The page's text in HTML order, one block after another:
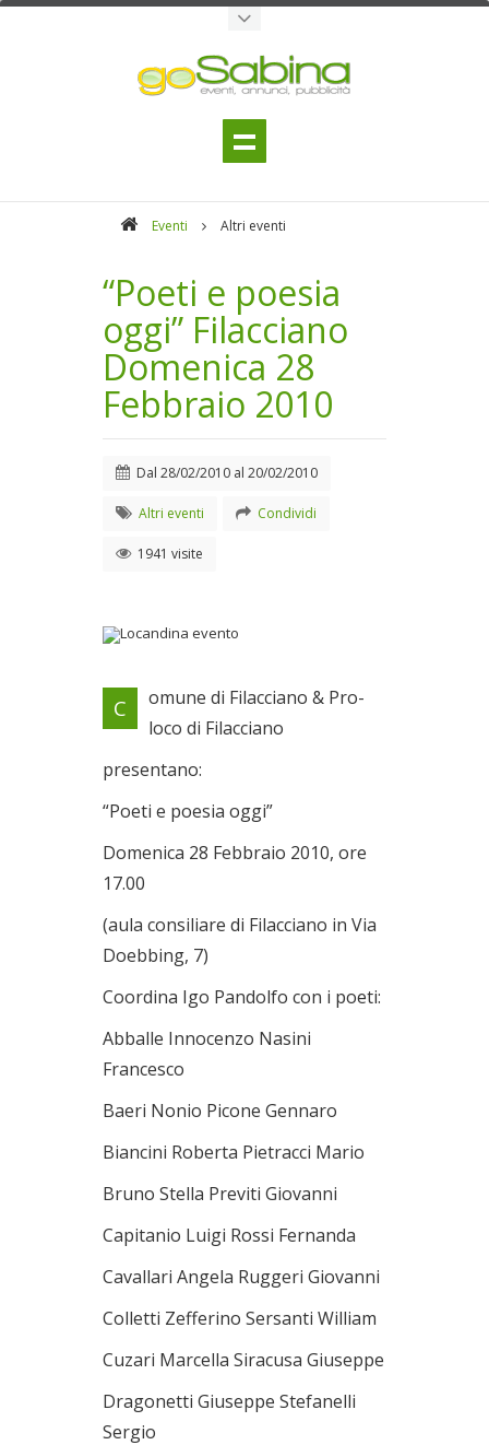
Eventi Altri eventi
“Poeti e poesia
oggi” Filacciano
Domenica 28
Febbraio 2010
Dal 28/02/2010 al 20/02/2010
Altri eventi Condividi
1941 visite
Locandina evento
Dal 28/02/2010 al
20/02/2010
C
omune di Filacciano & Pro-
loco di Filacciano
presentano:
“Poeti e poesia oggi”
Domenica 28 Febbraio 2010, ore
17.00
(aula consiliare di Filacciano in Via
Doebbing, 7)
Coordina Igo Pandolfo con i poeti:
Abballe Innocenzo Nasini
Francesco
Baeri Nonio Picone Gennaro
Biancini Roberta Pietracci Mario
Bruno Stella Previti Giovanni
Capitanio Luigi Rossi Fernanda
Cavallari Angela Ruggeri Giovanni
Colletti Zefferino Sersanti William
Cuzari Marcella Siracusa Giuseppe
Dragonetti Giuseppe Stefanelli
Sergio